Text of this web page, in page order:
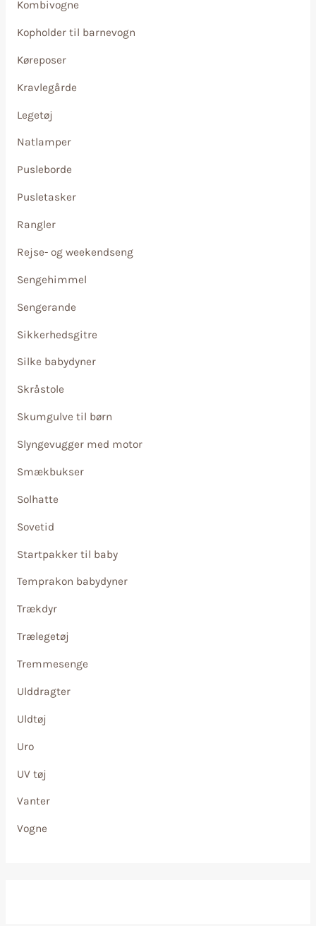
Kombivogne
Kopholder til barnevogn
Køreposer
Kravlegårde
Legetøj
Natlamper
Pusleborde
Pusletasker
Rangler
Rejse- og weekendseng
Sengehimmel
Sengerande
Sikkerhedsgitre
Silke babydyner
Skråstole
Skumgulve til børn
Slyngevugger med motor
Smækbukser
Solhatte
Sovetid
Startpakker til baby
Temprakon babydyner
Trækdyr
Trælegetøj
Tremmesenge
Ulddragter
Uldtøj
Uro
UV tøj
Vanter
Vogne